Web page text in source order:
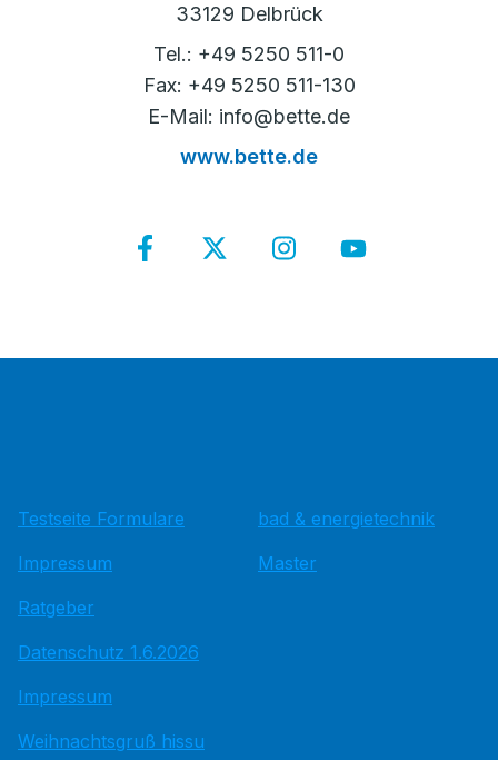
33129 Delbrück
Tel.: +49 5250 511-0
Fax: +49 5250 511-130
E-Mail: info@bette.de
www.bette.de
Testseite Formulare
Impressum
Ratgeber
Datenschutz 1.6.2026
Impressum
Weihnachtsgruß hissu
bad & energietechnik
Master